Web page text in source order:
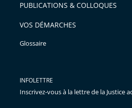
PUBLICATIONS & COLLOQUES
VOS DÉMARCHES
Glossaire
INFOLETTRE
Inscrivez-vous à la lettre de la Justice